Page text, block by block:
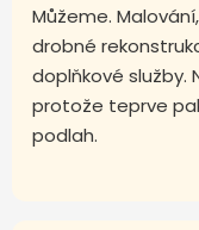
Můžeme.
drobné
doplňkové služby.
protože teprve
podlah.